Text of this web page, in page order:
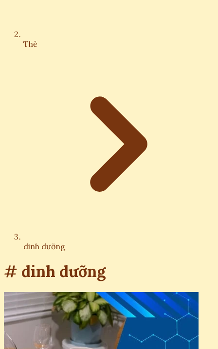
Thẻ
dinh dưỡng
# dinh dưỡng